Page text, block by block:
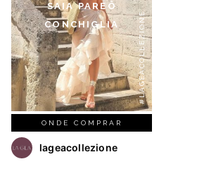
SAIA PAREÔ
CONCHIGLIA
#LAGEACOLLEZIONE
ONDE COMPRAR
lageacollezione